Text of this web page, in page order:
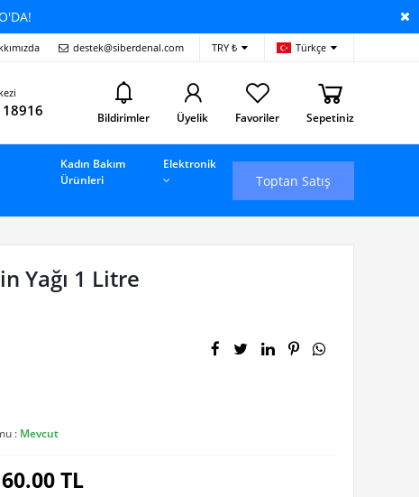
destek@siberdenal.com TRY ₺ Türkçe
Bildirimler Üyelik Favoriler Sepetiniz
Kadın Bakım
Ürünleri
Elektronik
Toptan Satış
Yağı 1 Litre
: Mevcut
TL